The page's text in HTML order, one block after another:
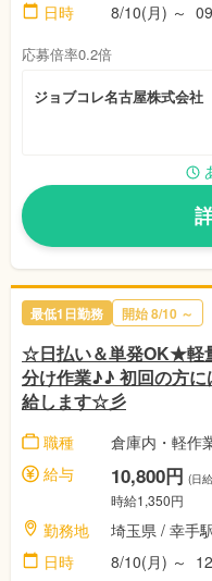
日時
8/10(月) ～
応募倍率0.2倍
ジョブコレ名古屋株式会社
最低1日勤務 開始 8/10 ～
☆日払い＆単発OK★軽
分け作業♪♪ 初回の方には3,000円の手当支
給します☆彡
職種
倉庫内・軽作
給与
10,800円 (日
時給1,350円
勤務地
埼玉県 / 幸手
日時
8/10(月) ～